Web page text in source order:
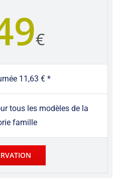
€
11,63 € *
tous les modèles de la
famille